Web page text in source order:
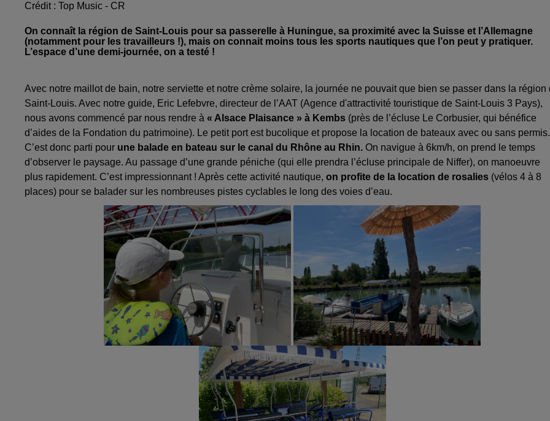
Crédit : Top Music - CR
On connaît la région de Saint-Louis pour sa passerelle à Huningue, sa proximité avec la Suisse et l’Allemagne
(notamment pour les travailleurs !), mais on connait moins tous les sports nautiques que l’on peut y pratiquer.
L’espace d’une demi-journée, on a testé !
Avec notre maillot de bain, notre serviette et notre crème solaire, la journée ne pouvait que bien se passer dans la région
Saint-Louis. Avec notre guide, Eric Lefebvre, directeur de l’AAT (Agence d'attractivité touristique de Saint-Louis 3 Pays),
nous avons commencé par nous rendre à « Alsace Plaisance » à Kembs (près de l’écluse Le Corbusier, qui bénéfice
d’aides de la Fondation du patrimoine). Le petit port est bucolique et propose la location de bateaux avec ou sans permis.
C’est donc parti pour une balade en bateau sur le canal du Rhône au Rhin. On navigue à 6km/h, on prend le temps
d’observer le paysage. Au passage d’une grande péniche (qui elle prendra l’écluse principale de Niffer), on manoeuvre
plus rapidement. C’est impressionnant ! Après cette activité nautique, on profite de la location de rosalies (vélos 4 à 8
places) pour se balader sur les nombreuses pistes cyclables le long des voies d’eau.